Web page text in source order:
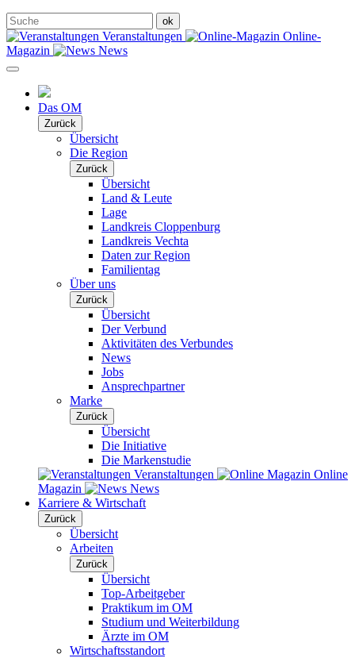
Veranstaltungen
Online-
Magazin
News
Das OM
Zurück
Übersicht
Die Region
Zurück
Übersicht
Land & Leute
Lage
Landkreis Cloppenburg
Landkreis Vechta
Daten zur Region
Familientag
Über uns
Zurück
Übersicht
Der Verbund
Aktivitäten des Verbundes
News
Jobs
Ansprechpartner
Marke
Zurück
Übersicht
Die Initiative
Die Markenstudie
Veranstaltungen
Online
Magazin
News
Karriere & Wirtschaft
Zurück
Übersicht
Arbeiten
Zurück
Übersicht
Top-Arbeitgeber
Praktikum im OM
Studium und Weiterbildung
Ärzte im OM
Wirtschaftsstandort